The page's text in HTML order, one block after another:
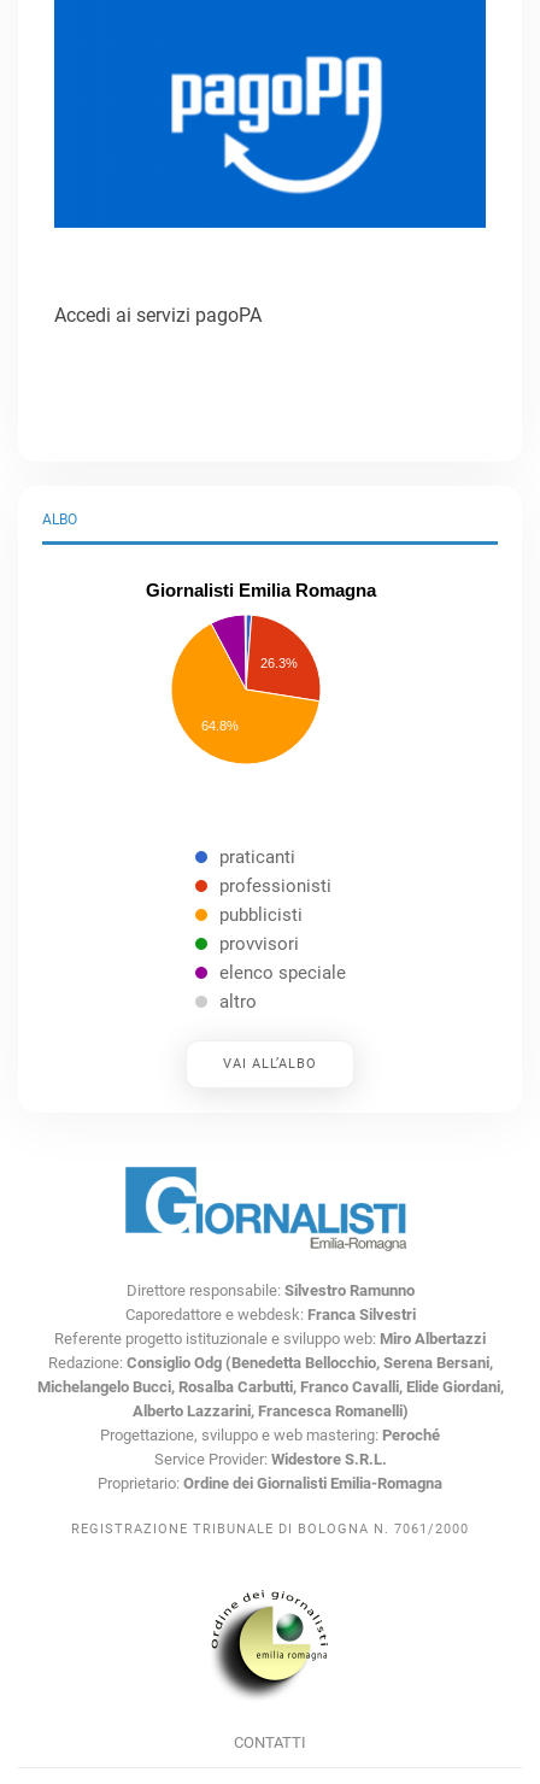
Accedi ai servizi pagoPA
ALBO
Giornalisti Emilia Romagna
26.3%
64.8%
praticanti
professionisti
pubblicisti
provvisori
elenco speciale
altro
VAI ALL’ALBO
Direttore responsabile: Silvestro Ramunno
Caporedattore e webdesk: Franca Silvestri
Referente progetto istituzionale e sviluppo web: Miro Albertazzi
Redazione: Consiglio Odg (Benedetta Bellocchio, Serena Bersani,
Michelangelo Bucci, Rosalba Carbutti, Franco Cavalli, Elide Giordani,
Alberto Lazzarini, Francesca Romanelli)
Progettazione, sviluppo e web mastering: Peroché
Service Provider: Widestore S.R.L.
Proprietario: Ordine dei Giornalisti Emilia-Romagna
REGISTRAZIONE TRIBUNALE DI BOLOGNA N. 7061/2000
CONTATTI